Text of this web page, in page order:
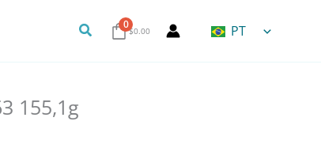
Pesquisa
0$0.00 PT
155,1g